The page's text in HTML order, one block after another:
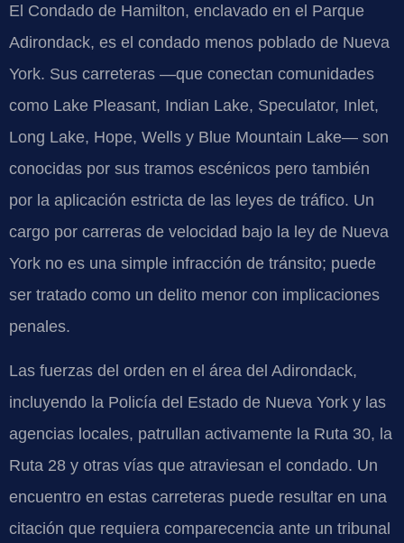
El Condado de Hamilton, enclavado en el Parque
Adirondack, es el condado menos poblado de Nueva
York. Sus carreteras —que conectan comunidades
como Lake Pleasant, Indian Lake, Speculator, Inlet,
Long Lake, Hope, Wells y Blue Mountain Lake— son
conocidas por sus tramos escénicos pero también
por la aplicación estricta de las leyes de tráfico. Un
cargo por carreras de velocidad bajo la ley de Nueva
York no es una simple infracción de tránsito; puede
ser tratado como un delito menor con implicaciones
penales.
Las fuerzas del orden en el área del Adirondack,
incluyendo la Policía del Estado de Nueva York y las
agencias locales, patrullan activamente la Ruta 30, la
Ruta 28 y otras vías que atraviesan el condado. Un
encuentro en estas carreteras puede resultar en una
citación que requiera comparecencia ante un tribunal